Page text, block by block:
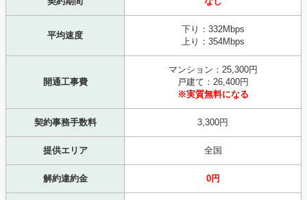
平均速度
下り：332Mbps
上り：354Mbps
開通工事費
マンション：25,300円
戸建て：26,400円
※実質無料になる
契約事務手数料 3,300円
提供エリア 全国
解約違約金 0円